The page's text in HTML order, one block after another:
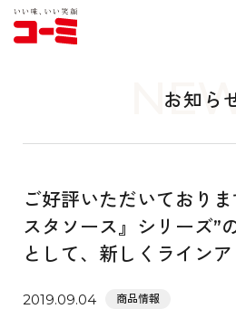
お知ら
ご好評いただいており
スタソース』シリーズ”
として、新しくラインア
2019.09.04 商品情報